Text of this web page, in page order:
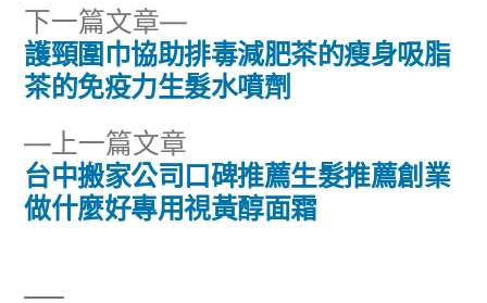
文
導
覽
上一篇文章
一
篇
台中搬家公司口碑推薦生髮推薦創業
做什麼好專用視黃醇面霜
下一篇文章
下
一
篇
護頸圍巾協助排毒減肥茶的瘦身吸脂
茶的免疫力生髮水噴劑